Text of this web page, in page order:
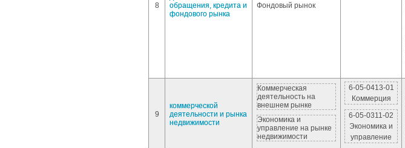
8
обращения, кредита и
фондового рынка
Фондовый рынок
9
коммерческой
деятельности и рынка
недвижимости
Коммерческая
деятельность на
внешнем рынке
Экономика и
управление на рынке
недвижимости
6-05-0413-01
Коммерция
6-05-0311-02
Экономика и
управление